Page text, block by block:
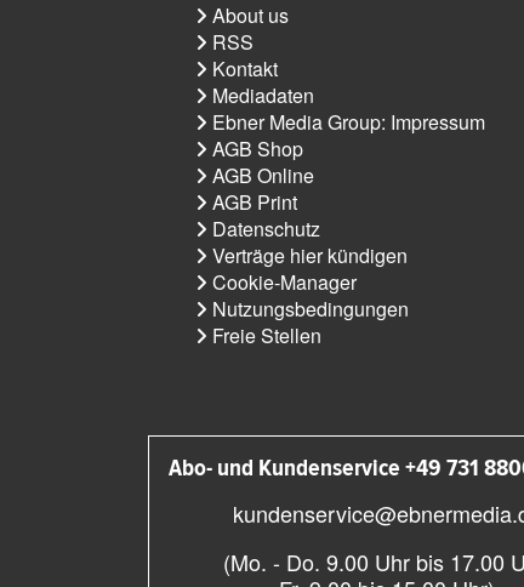
About us
RSS
Kontakt
Mediadaten
Ebner Media Group: Impressum
AGB Shop
AGB Online
AGB Print
Datenschutz
Verträge hier kündigen
Cookie-Manager
Nutzungsbedingungen
Freie Stellen
Abo- und Kundenservice +49 731
(Mo. - Do. 9.00 Uhr bis 17.00